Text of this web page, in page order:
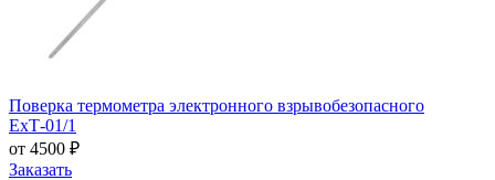
Поверка термометра электронного взрывобезопасного
ЕхТ-01/1
от 4500 ₽
Заказать